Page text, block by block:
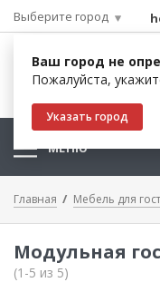
Выберите город
Ваш город не
Пожалуйста,
Указать город
МЕНЮ
Главная Мебель для
Модульная
(1-5 из 5)